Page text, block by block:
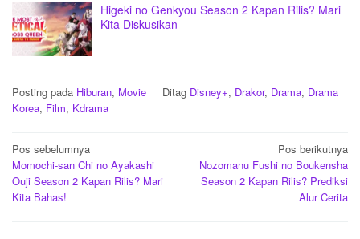
Higeki no Genkyou Season 2 Kapan Rilis? Mari
Kita Diskusikan
Posting pada Hiburan, Movie Ditag Disney+, Drakor, Drama, Drama
Korea, Film, Kdrama
Navigasi
pos
Pos sebelumnya
Momochi-san Chi no Ayakashi
Ouji Season 2 Kapan Rilis? Mari
Kita Bahas!
Pos berikutnya
Nozomanu Fushi no Boukensha
Season 2 Kapan Rilis? Prediksi
Alur Cerita